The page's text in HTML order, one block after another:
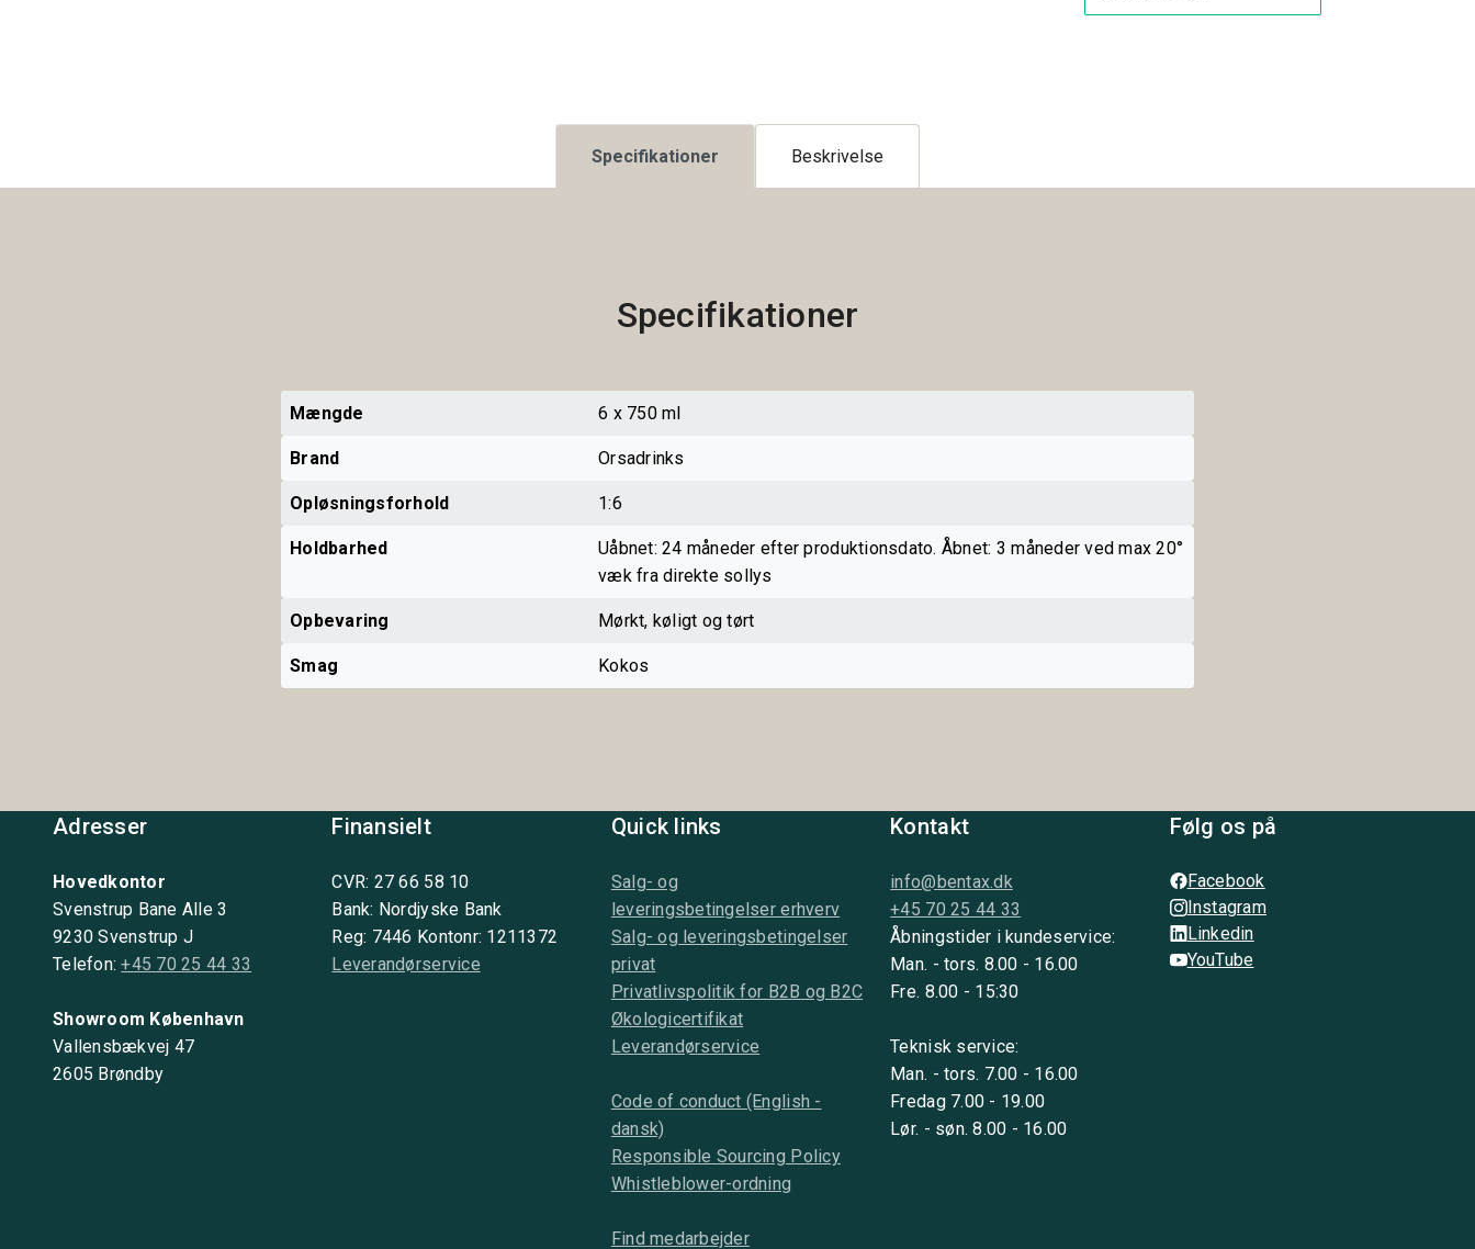
Specifikationer Beskrivelse
Specifikationer
Mængde 6 x 750 ml
Brand Orsadrinks
Opløsningsforhold 1:6
Holdbarhed
Uåbnet: 24 måneder efter produktionsdato. Åbnet: 3 måneder ved max 20°
væk fra direkte sollys
Opbevaring Mørkt, køligt og tørt
Smag Kokos
Adresser
Hovedkontor
Svenstrup Bane Alle 3
9230 Svenstrup J
Telefon:+45 70 25 44 33
Showroom København
Vallensbækvej 47
2605 Brøndby
Finansielt
CVR: 27 66 58 10
Bank: Nordjyske Bank
Reg: 7446 Kontonr: 1211372
Leverandørservice
Quick links
Salg- og
leveringsbetingelser erhverv
Salg- og leveringsbetingelser
privat
Privatlivspolitik for B2B og B2C
Økologicertifikat
Leverandørservice
Code of conduct (English -
dansk)
Responsible Sourcing Policy
Whistleblower-ordning
Find medarbejder
Kontakt
info@bentax.dk
+45 70 25 44 33
Åbningstider i kundeservice:
Man. - tors. 8.00 - 16.00
Fre. 8.00 - 15:30
Teknisk service:
Man. - tors. 7.00 - 16.00
Fredag 7.00 - 19.00
Lør. - søn. 8.00 - 16.00
Følg os på
Facebook
Instagram
Linkedin
YouTube